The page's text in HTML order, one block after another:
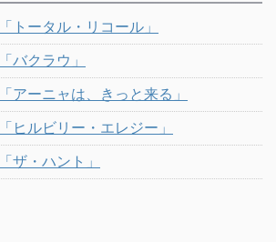
トータル・リコール」
バクラウ」
アーニャは、きっと来る」
ヒルビリー・エレジー」
ザ・ハント」